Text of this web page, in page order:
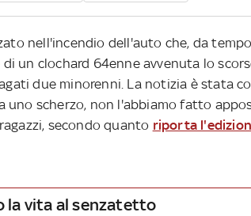
nell'incendio dell'auto che, da
un clochard 64enne avvenuta lo
due minorenni. La notizia è stata
uno scherzo, non l'abbiamo fatto
secondo quanto riporta
la vita al senzatetto